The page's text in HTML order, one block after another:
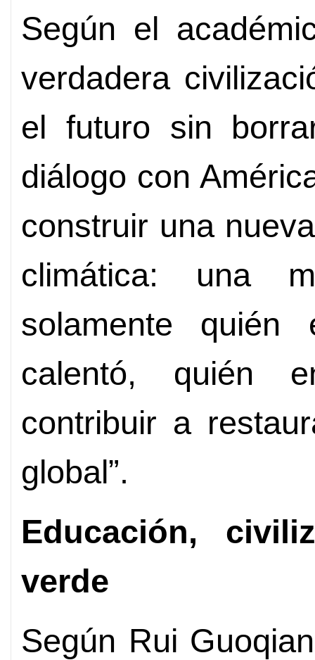
Según el
verdadera
el futuro sin
diálogo con
construir una
climática: una
solamente
calentó, quién
contribuir a
global”.
Educación,
verde
Según Rui